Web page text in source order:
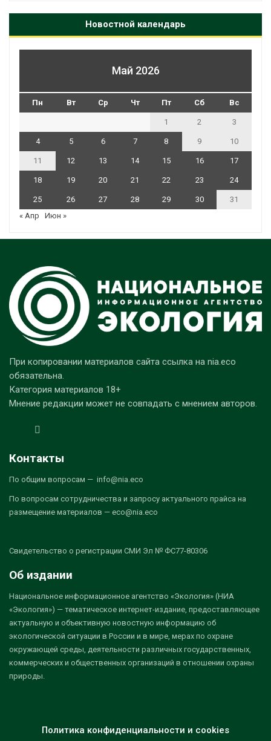
Новостной календарь
Май 2026
Пн Вт Ср Чт Пт Сб Вс
1 2 3
4 5 6 7 8 9 10
11 12 13 14 15 16 17
18 19 20 21 22 23 24
25 26 27 28 29 30
31
« Апр
Июн »
При копировании материалов сайта ссылка на nia.eco
обязательна.
Категория материалов 18+
Мнение редакции может не совпадать с мнением авторов.
Контакты
По общим вопросам — info@nia.eco
По вопросам сотрудничества и запросу актуального прайса на
размещение материалов — eco@nia.eco
Свидетельство о регистрации СМИ Эл № ФС77-80306
Об издании
Национальное информационное агентство «Экология» (НИА
«Экология») — тематическое интернет-издание, предоставляющее
актуальную и объективную новостную информацию об
экологической ситуации в России и в мире, мерах по охране
окружающей среды, деятельности различных государственных,
коммерческих и общественных организаций в отношении охраны
природы.
Политика конфиденциальности и cookies